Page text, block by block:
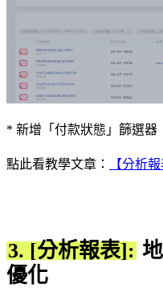
* 新增「付款狀態」篩選器
點此看教學文章： 【分析
3. [分析報表]:
優化